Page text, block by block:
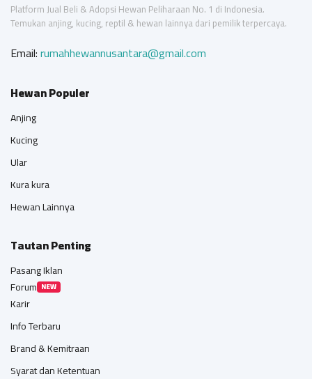
Platform Jual Beli & Adopsi Hewan Peliharaan No. 1 di Indonesia.
Temukan anjing, kucing, reptil & hewan lainnya dari pemilik terpercaya.
Email:rumahhewannusantara@gmail.com
Hewan Populer
Anjing
Kucing
Ular
Kura kura
Hewan Lainnya
Tautan Penting
Pasang Iklan
Forum NEW
Karir
Info Terbaru
Brand & Kemitraan
Syarat dan Ketentuan